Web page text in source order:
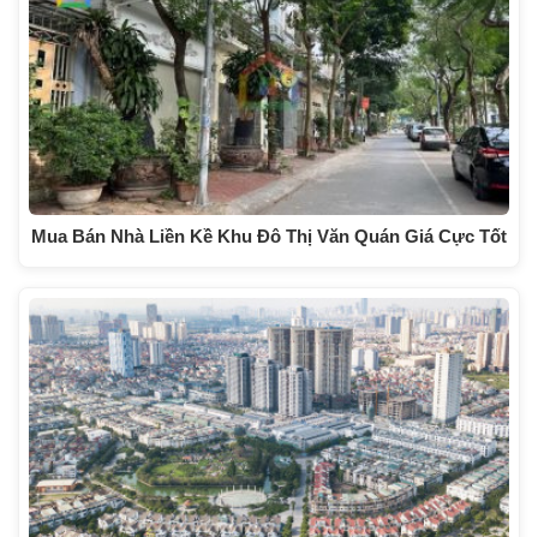
Mua Bán Nhà Liền Kề Khu Đô Thị Văn Quán Giá Cực Tốt